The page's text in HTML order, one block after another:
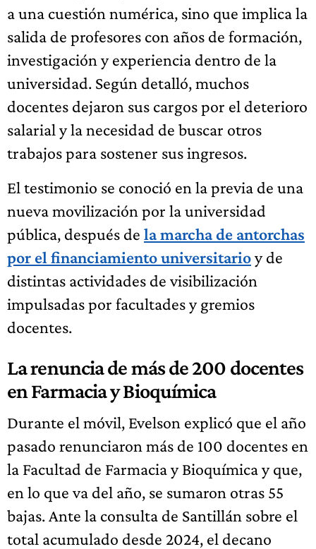
a una cuestión numérica, sino que implica la
salida de profesores con años de formación,
investigación y experiencia dentro de la
universidad. Según detalló, muchos
docentes dejaron sus cargos por el deterioro
salarial y la necesidad de buscar otros
trabajos para sostener sus ingresos.
El testimonio se conoció en la previa de una
nueva movilización por la universidad
pública, después de la marcha de antorchas
por el financiamiento universitarioy de
distintas actividades de visibilización
impulsadas por facultades y gremios
docentes.
La renuncia de más de 200 docentes
en Farmacia y Bioquímica
Durante el móvil, Evelson explicó que el año
pasado renunciaron más de 100 docentes en
la Facultad de Farmacia y Bioquímica y que,
en lo que va del año, se sumaron otras 55
bajas. Ante la consulta de Santillán sobre el
total acumulado desde 2024, el decano